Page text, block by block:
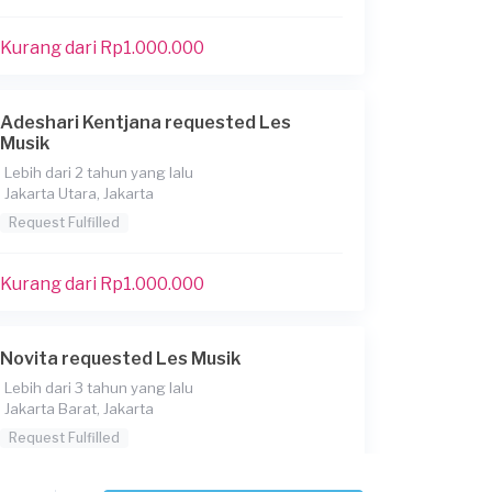
Kurang dari Rp1.000.000
Adeshari Kentjana requested Les
Musik
Lebih dari 2 tahun yang lalu
Jakarta Utara, Jakarta
Request Fulfilled
Kurang dari Rp1.000.000
Novita requested Les Musik
Lebih dari 3 tahun yang lalu
Jakarta Barat, Jakarta
Request Fulfilled